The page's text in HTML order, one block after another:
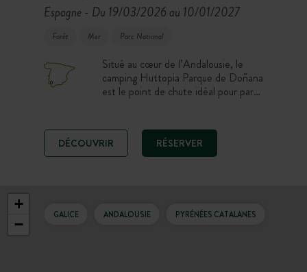
Espagne - Du 19/03/2026 au 10/01/2027
Forêt Mer Parc National
Situé au cœur de l’Andalousie, le
camping Huttopia Parque de Doñana
est le point de chute idéal pour partir
plages, forêt et vastes marais… La
faune et la flore sont préservées, ici
la nature est reine.
DÉCOUVRIR RÉSERVER
GALICE ANDALOUSIE PYRÉNÉES CATALANES
+
−